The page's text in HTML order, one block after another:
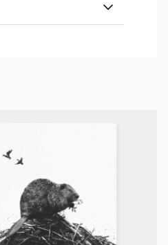
MÄÄRÄ 0